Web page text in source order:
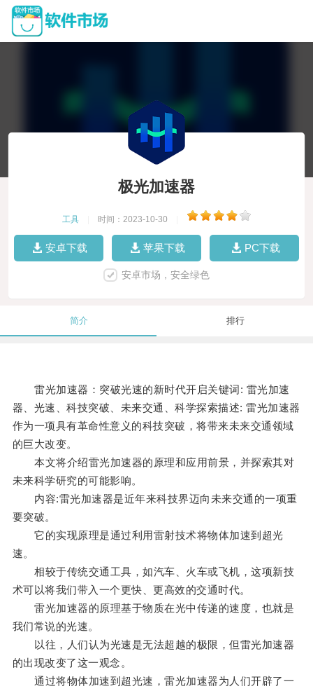
极光加速器
工具 时间：2023-10-30
安卓下载 苹果下载 PC下载
安卓市场，安全绿色
简介 排行
雷光加速器：突破光速的新时代开启关键词: 雷光加速
器、光速、科技突破、未来交通、科学探索描述: 雷光加速器
作为一项具有革命性意义的科技突破，将带来未来交通领域
的巨大改变。
本文将介绍雷光加速器的原理和应用前景，并探索其对
未来科学研究的可能影响。
内容:雷光加速器是近年来科技界迈向未来交通的一项重
要突破。
它的实现原理是通过利用雷射技术将物体加速到超光
速。
相较于传统交通工具，如汽车、火车或飞机，这项新技
术可以将我们带入一个更快、更高效的交通时代。
雷光加速器的原理基于物质在光中传递的速度，也就是
我们常说的光速。
以往，人们认为光速是无法超越的极限，但雷光加速器
的出现改变了这一观念。
通过将物体加速到超光速，雷光加速器为人们开辟了一